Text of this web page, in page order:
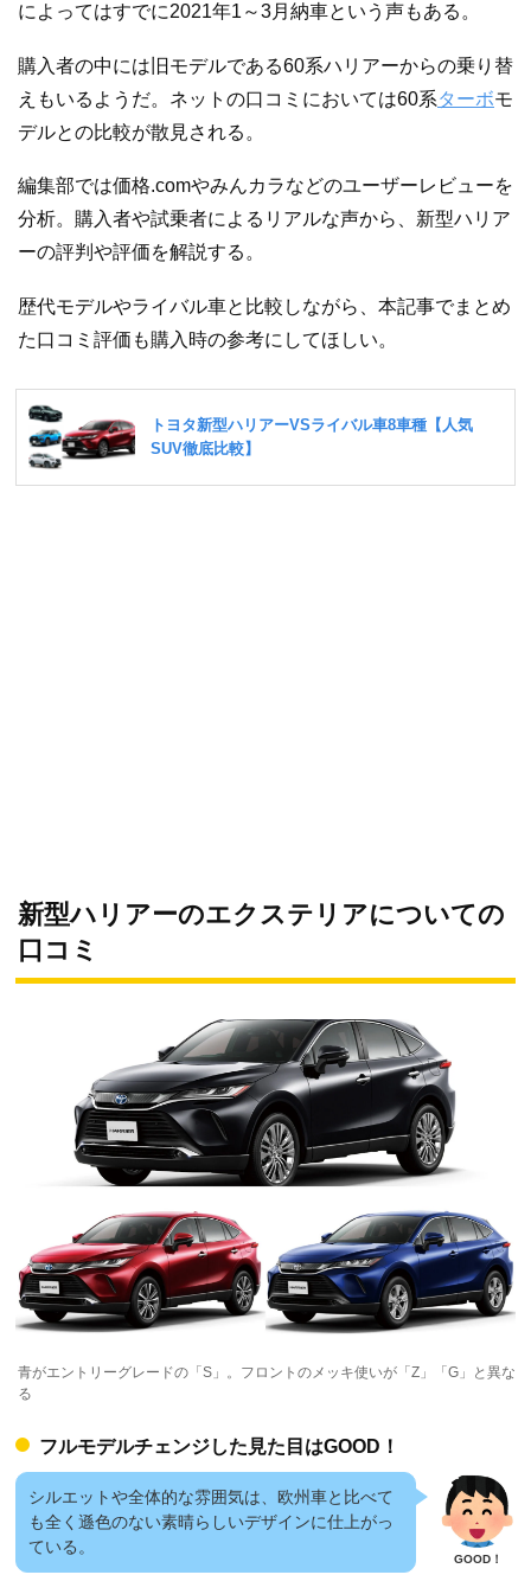
によってはすでに2021年1～3月納車という声もある。
購入者の中には旧モデルである60系ハリアーからの乗り替
えもいるようだ。ネットの口コミにおいては60系ターボモ
デルとの比較が散見される。
編集部では価格.comやみんカラなどのユーザーレビューを
分析。購入者や試乗者によるリアルな声から、新型ハリア
ーの評判や評価を解説する。
歴代モデルやライバル車と比較しながら、本記事でまとめ
た口コミ評価も購入時の参考にしてほしい。
新型ハリアーのエクステリアについての
口コミ
青がエントリーグレードの「S」。フロントのメッキ使いが「Z」「G」と異な
る
フルモデルチェンジした見た目はGOOD！
シルエットや全体的な雰囲気は、欧州車と比べて
も全く遜色のない素晴らしいデザインに仕上がっ
ている。